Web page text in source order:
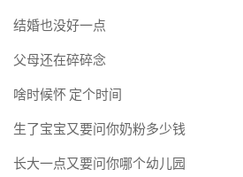
结婚也没好一点
父母还在碎碎念
啥时候怀 定个时间
生了宝宝又要问你奶粉多少钱
长大一点又要问你哪个幼儿园